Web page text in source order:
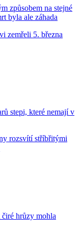
způsobem na stejné
byla ale záhada
zemřeli 5. března
stepi, které nemají v
rozsvítí stříbřitými
hrůzy mohla